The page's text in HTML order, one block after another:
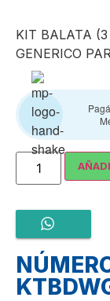
KIT BALATA
GENERICO
Pagá